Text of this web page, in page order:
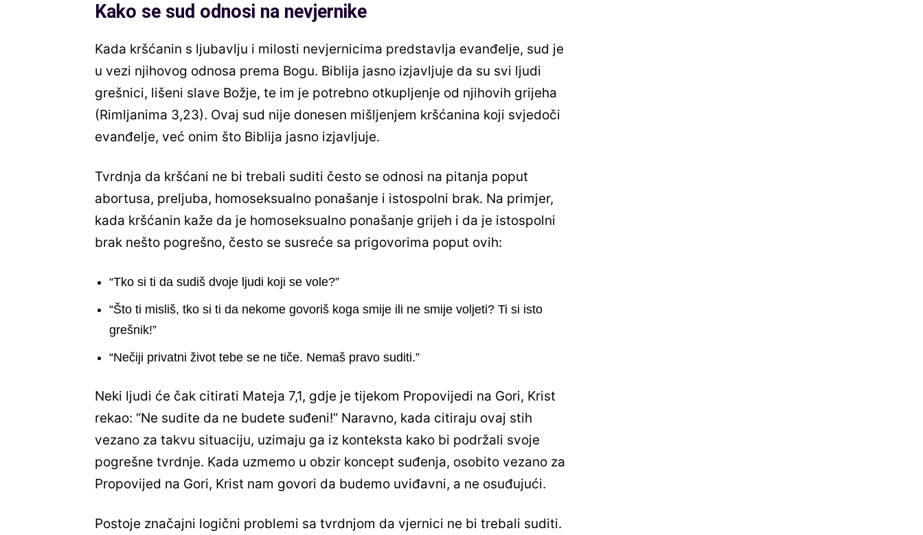
Kako se sud odnosi na nevjernike
Kada kršćanin s ljubavlju i milosti nevjernicima predstavlja evanđelje, sud je
u vezi njihovog odnosa prema Bogu. Biblija jasno izjavljuje da su svi ljudi
grešnici, lišeni slave Božje, te im je potrebno otkupljenje od njihovih grijeha
(Rimljanima 3,23). Ovaj sud nije donesen mišljenjem kršćanina koji svjedoči
evanđelje, već onim što Biblija jasno izjavljuje.
Tvrdnja da kršćani ne bi trebali suditi često se odnosi na pitanja poput
abortusa, preljuba, homoseksualno ponašanje i istospolni brak. Na primjer,
kada kršćanin kaže da je homoseksualno ponašanje grijeh i da je istospolni
brak nešto pogrešno, često se susreće sa prigovorima poput ovih:
“Tko si ti da sudiš dvoje ljudi koji se vole?”
“Što ti misliš, tko si ti da nekome govoriš koga smije ili ne smije voljeti? Ti si isto
grešnik!”
“Nečiji privatni život tebe se ne tiče. Nemaš pravo suditi.”
Neki ljudi će čak citirati Mateja 7,1, gdje je tijekom Propovijedi na Gori, Krist
rekao: “Ne sudite da ne budete suđeni!” Naravno, kada citiraju ovaj stih
vezano za takvu situaciju, uzimaju ga iz konteksta kako bi podržali svoje
pogrešne tvrdnje. Kada uzmemo u obzir koncept suđenja, osobito vezano za
Propovijed na Gori, Krist nam govori da budemo uviđavni, a ne osuđujući.
Postoje značajni logični problemi sa tvrdnjom da vjernici ne bi trebali suditi.